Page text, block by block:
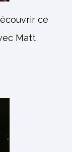
ce
Matt